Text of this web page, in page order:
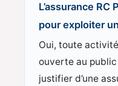
L’assurance
pour exploiter
Oui, toute
ouverte au public
justifier d’une